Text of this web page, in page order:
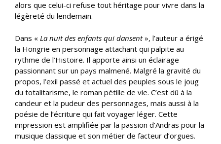
alors que celui-ci refuse tout héritage pour vivre dans la
légèreté du lendemain.
Dans « La nuit des enfants qui dansent», l’auteur a érigé
la Hongrie en personnage attachant qui palpite au
rythme de l’Histoire. Il apporte ainsi un éclairage
passionnant sur un pays malmené. Malgré la gravité du
propos, l’exil passé et actuel des peuples sous le joug
du totalitarisme, le roman pétille de vie. C’est dû à la
candeur et la pudeur des personnages, mais aussi à la
poésie de l’écriture qui fait voyager léger. Cette
impression est amplifiée par la passion d’Andras pour la
musique classique et son métier de facteur d’orgues.